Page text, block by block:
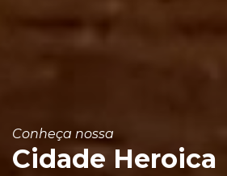
Conheça nossa
Cidade Heroica